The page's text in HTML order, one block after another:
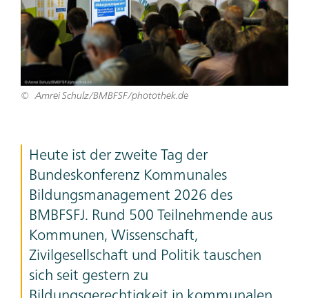
Amrei Schulz/BMBFSF/photothek.de
Heute ist der zweite Tag der
Bundeskonferenz Kommunales
Bildungsmanagement 2026 des
BMBFSFJ. Rund 500 Teilnehmende aus
Kommunen, Wissenschaft,
Zivilgesellschaft und Politik tauschen
sich seit gestern zu